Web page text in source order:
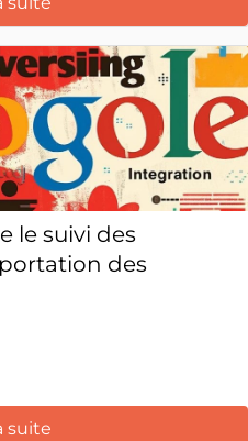
le suivi des
des
suite